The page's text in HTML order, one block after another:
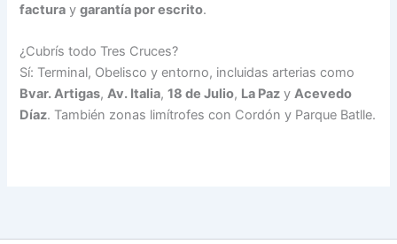
factura ygarantía por escrito.
¿Cubrís todo Tres Cruces?
Sí: Terminal, Obelisco y entorno, incluidas arterias como
Bvar. Artigas,Av. Italia,18 de Julio, La Paz yAcevedo
Díaz. También zonas limítrofes con Cordón y Parque Batlle.